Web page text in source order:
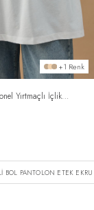
+1 Renk
Yırtmaçlı İçlik
BOL PANTOLON ETEK EKRU